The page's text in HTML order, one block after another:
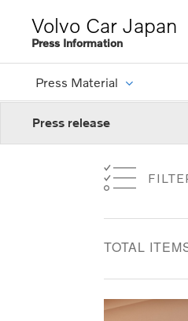
Volvo Car Japan
Press Information
Press Material
Press release
TOTAL